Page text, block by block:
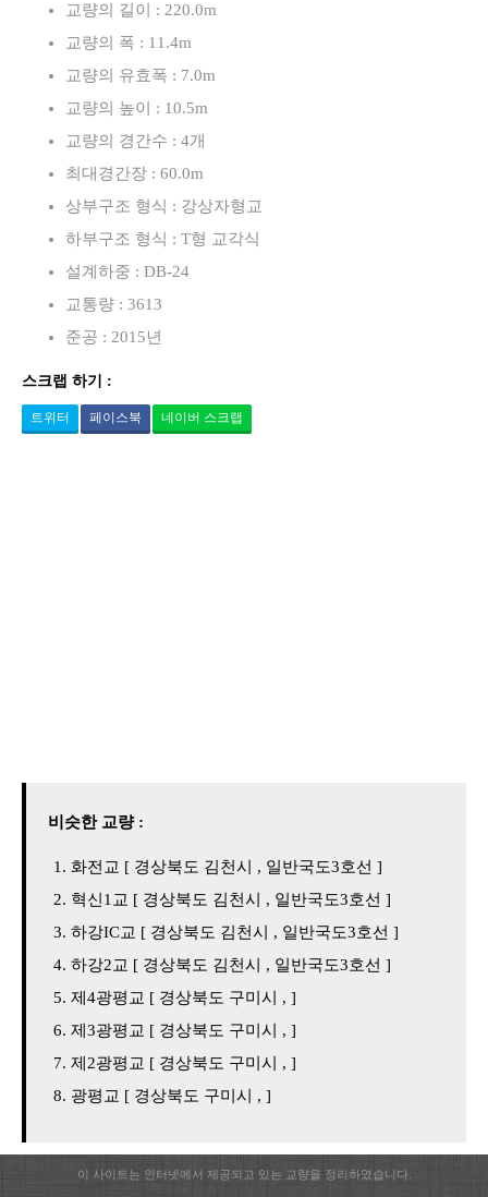
교량의 길이 : 220.0m
교량의 폭 : 11.4m
교량의 유효폭 : 7.0m
교량의 높이 : 10.5m
교량의 경간수 : 4개
최대경간장 : 60.0m
상부구조 형식 : 강상자형교
하부구조 형식 : T형 교각식
설계하중 : DB-24
교통량 : 3613
준공 : 2015년
스크랩 하기 :
트위터 페이스북 네이버 스크랩
비슷한 교량 :
화전교 [ 경상북도 김천시 , 일반국도3호선 ]
혁신1교 [ 경상북도 김천시 , 일반국도3호선 ]
하강IC교 [ 경상북도 김천시 , 일반국도3호선 ]
하강2교 [ 경상북도 김천시 , 일반국도3호선 ]
제4광평교 [ 경상북도 구미시 , ]
제3광평교 [ 경상북도 구미시 , ]
제2광평교 [ 경상북도 구미시 , ]
광평교 [ 경상북도 구미시 , ]
이 사이트는 인터넷에서 제공되고 있는 교량을 정리하였습니다.